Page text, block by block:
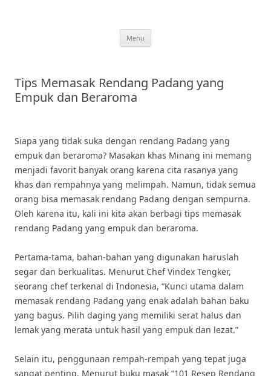
Menu
Tips Memasak Rendang Padang yang
Empuk dan Beraroma
Siapa yang tidak suka dengan rendang Padang yang
empuk dan beraroma? Masakan khas Minang ini memang
menjadi favorit banyak orang karena cita rasanya yang
khas dan rempahnya yang melimpah. Namun, tidak semua
orang bisa memasak rendang Padang dengan sempurna.
Oleh karena itu, kali ini kita akan berbagi tips memasak
rendang Padang yang empuk dan beraroma.
Pertama-tama, bahan-bahan yang digunakan haruslah
segar dan berkualitas. Menurut Chef Vindex Tengker,
seorang chef terkenal di Indonesia, “Kunci utama dalam
memasak rendang Padang yang enak adalah bahan baku
yang bagus. Pilih daging yang memiliki serat halus dan
lemak yang merata untuk hasil yang empuk dan lezat.”
Selain itu, penggunaan rempah-rempah yang tepat juga
sangat penting. Menurut buku masak “101 Resep Rendang